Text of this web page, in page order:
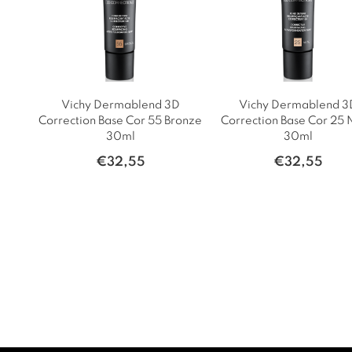
Vichy Dermablend 3D
Correction Base Cor 55 Bronze
30ml
€32,55
Vichy Dermablend
Correction Base Cor 25
30ml
€32,55